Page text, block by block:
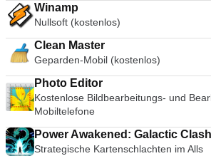
Winamp
Nullsoft (kostenlos)
Clean Master
Geparden-Mobil (kostenlos)
Photo Editor
Kostenlose Bildbearbeitungs- und
Mobiltelefone
Power Awakened: Galactic Clash
Strategische Kartenschlachten im Alls